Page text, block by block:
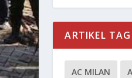
ARTIKEL TAG
AC MILAN